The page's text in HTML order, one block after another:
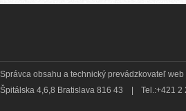
Správca obsahu a technický prevádzkovateľ
Špitálska 4,6,8 Bratislava 816 43
Tel.:+421 2